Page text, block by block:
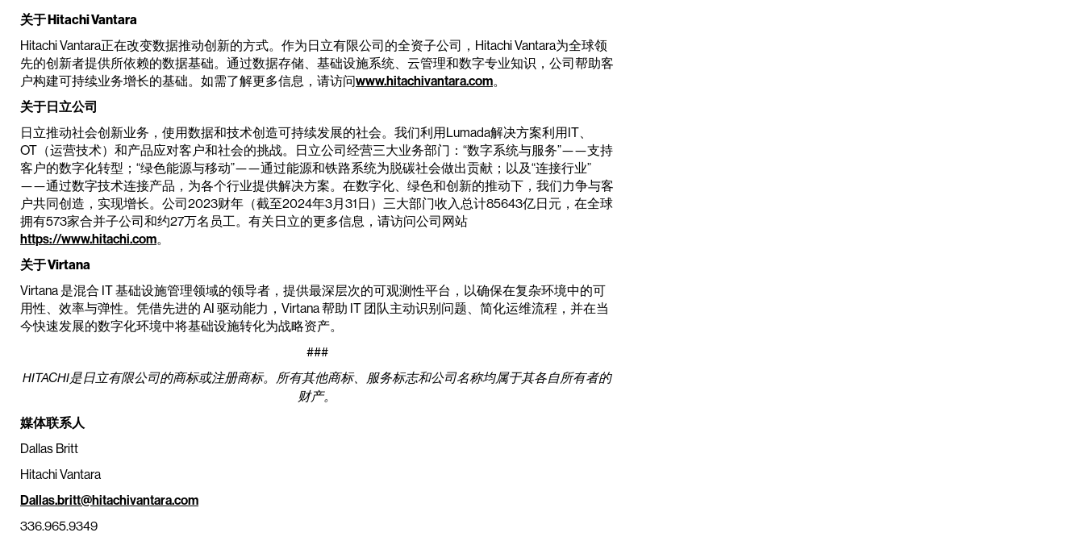
关于 Hitachi Vantara
Hitachi Vantara正在改变数据推动创新的方式。作为日立有限公司的全资子公司，Hitachi Vantara为全球领
先的创新者提供所依赖的数据基础。通过数据存储、基础设施系统、云管理和数字专业知识，公司帮助客
户构建可持续业务增长的基础。如需了解更多信息，请访问www.hitachivantara.com。
关于日立公司
日立推动社会创新业务，使用数据和技术创造可持续发展的社会。我们利用Lumada解决方案利用IT、
OT（运营技术）和产品应对客户和社会的挑战。日立公司经营三大业务部门：“数字系统与服务”——支持
客户的数字化转型；“绿色能源与移动”——通过能源和铁路系统为脱碳社会做出贡献；以及“连接行业”
——通过数字技术连接产品，为各个行业提供解决方案。在数字化、绿色和创新的推动下，我们力争与客
户共同创造，实现增长。公司2023财年（截至2024年3月31日）三大部门收入总计85643亿日元，在全球
拥有573家合并子公司和约27万名员工。有关日立的更多信息，请访问公司网站
https://www.hitachi.com。
关于 Virtana
Virtana 是混合 IT 基础设施管理领域的领导者，提供最深层次的可观测性平台，以确保在复杂环境中的可
用性、效率与弹性。凭借先进的 AI 驱动能力，Virtana 帮助 IT 团队主动识别问题、简化运维流程，并在当
今快速发展的数字化环境中将基础设施转化为战略资产。
###
HITACHI是日立有限公司的商标或注册商标。所有其他商标、服务标志和公司名称均属于其各自所有者的
财产。
媒体联系人
Dallas Britt
Hitachi Vantara
Dallas.britt@hitachivantara.com
336.965.9349